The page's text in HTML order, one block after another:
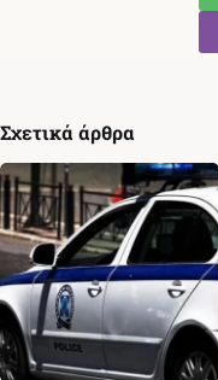
Σχετικά άρθρα